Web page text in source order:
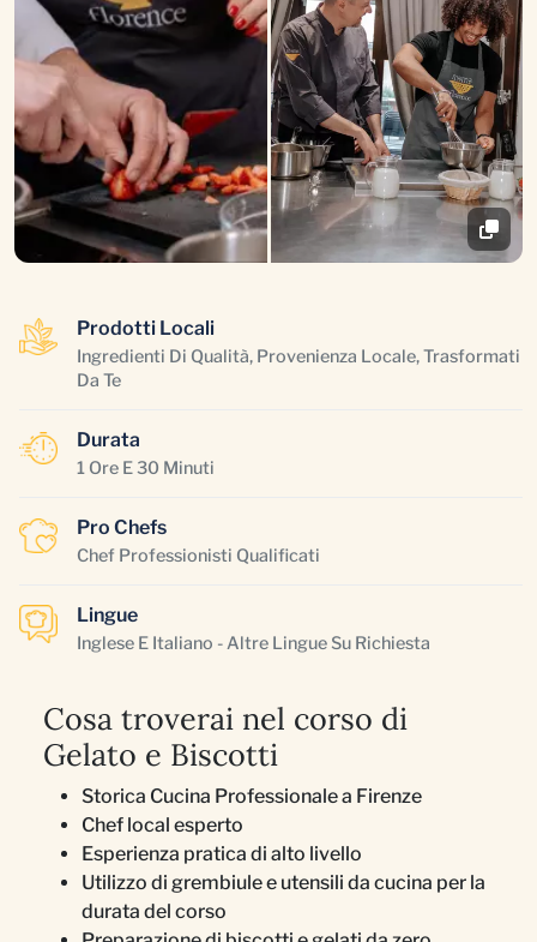
Prodotti Locali
Ingredienti Di Qualità, Provenienza Locale, Trasformati
Da Te
Durata
1 Ore E 30 Minuti
Pro Chefs
Chef Professionisti Qualificati
Lingue
Inglese E Italiano - Altre Lingue Su Richiesta
Cosa troverai nel corso di
Gelato e Biscotti
Storica Cucina Professionale a Firenze
Chef local esperto
Esperienza pratica di alto livello
Utilizzo di grembiule e utensili da cucina per la
durata del corso